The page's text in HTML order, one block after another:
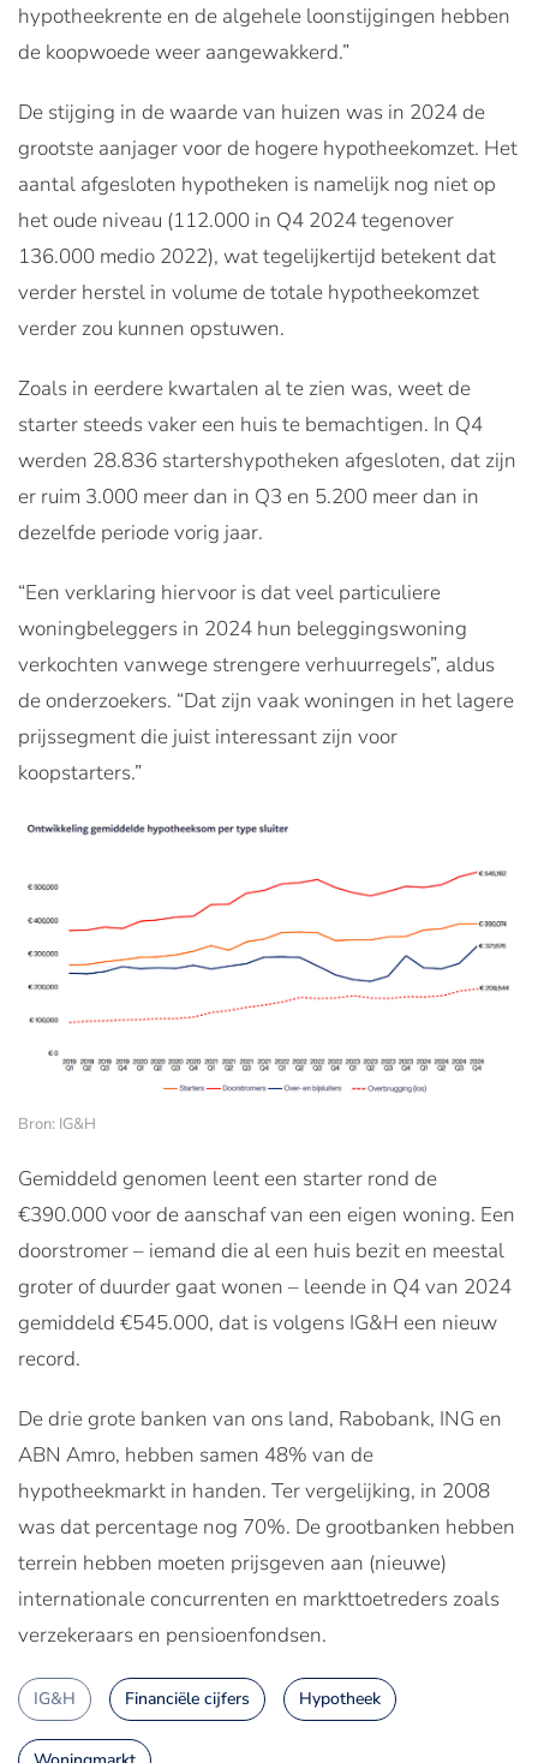
hypotheekrente en de algehele loonstijgingen hebben
de koopwoede weer aangewakkerd.”
De stijging in de waarde van huizen was in 2024 de
grootste aanjager voor de hogere hypotheekomzet. Het
aantal afgesloten hypotheken is namelijk nog niet op
het oude niveau (112.000 in Q4 2024 tegenover
136.000 medio 2022), wat tegelijkertijd betekent dat
verder herstel in volume de totale hypotheekomzet
verder zou kunnen opstuwen.
Zoals in eerdere kwartalen al te zien was, weet de
starter steeds vaker een huis te bemachtigen. In Q4
werden 28.836 startershypotheken afgesloten, dat zijn
er ruim 3.000 meer dan in Q3 en 5.200 meer dan in
dezelfde periode vorig jaar.
“Een verklaring hiervoor is dat veel particuliere
woningbeleggers in 2024 hun beleggingswoning
verkochten vanwege strengere verhuurregels”, aldus
de onderzoekers. “Dat zijn vaak woningen in het lagere
prijssegment die juist interessant zijn voor
koopstarters.”
Bron: IG&H
Gemiddeld genomen leent een starter rond de
€390.000 voor de aanschaf van een eigen woning. Een
doorstromer – iemand die al een huis bezit en meestal
groter of duurder gaat wonen – leende in Q4 van 2024
gemiddeld €545.000, dat is volgens IG&H een nieuw
record.
De drie grote banken van ons land, Rabobank, ING en
ABN Amro, hebben samen 48% van de
hypotheekmarkt in handen. Ter vergelijking, in 2008
was dat percentage nog 70%. De grootbanken hebben
terrein hebben moeten prijsgeven aan (nieuwe)
internationale concurrenten en markttoetreders zoals
verzekeraars en pensioenfondsen.
IG&H Financiële cijfers Hypotheek